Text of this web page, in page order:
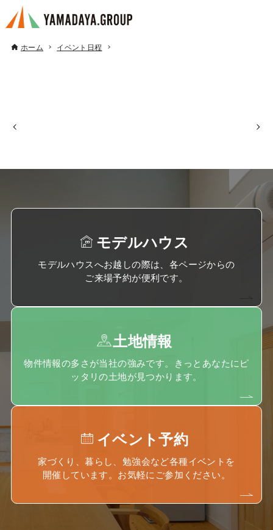
ホーム イベント日程
モデルハウス
モデルハウスへお越しの際は、各ページからの
ご来場予約が便利です。
土地情報
物件情報の多さが当社の強みです。きっとあなたにピ
ッタリの土地が見つかります。
イベント予約
家づくり、暮らし、勉強会など各種イベントを
開催しています。お気軽にご参加ください。